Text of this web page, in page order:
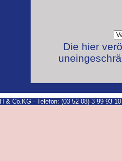
Die hier
& Co.KG - Telefon: (03 52 08) 3 99 93 10